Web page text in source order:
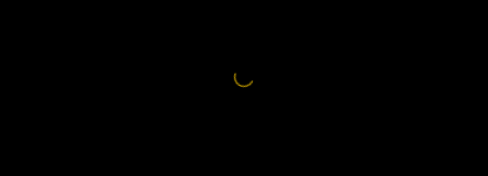
Видео
проигрыватель